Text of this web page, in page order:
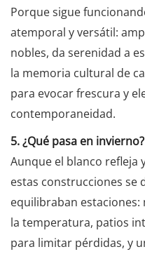
Porque sigue
atemporal y versátil:
nobles, da serenidad a
la memoria cultural de
para evocar frescura y
contemporaneidad.
5. ¿Qué pasa en invierno?
Aunque el blanco refleja
estas construcciones se
equilibraban
la temperatura, patios
para limitar pérdidas, y